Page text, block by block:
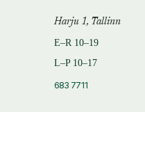
Harju 1, Tallinn
E–R 10–19
L–P 10–17
683 7711